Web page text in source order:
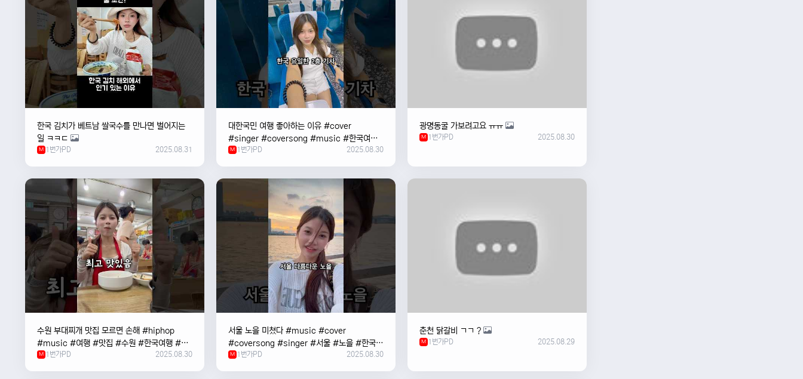
한국 김치가 베트남 쌀국수를 만나면 벌어지는
일 ㅋㅋㄷ
M 1번가PD 2025.08.31
대한국민 여행 좋아하는 이유 #cover
#singer #coversong #music #한국여행
#한국
M 1번가PD 2025.08.30
광명동굴 가보려고요 ㅠㅠ
M 1번가PD 2025.08.30
수원 부대찌개 맛집 모르면 손해 #hiphop
#music #여행 #맛집 #수원 #한국여행 #베
트남여자 #혼자여행
M 1번가PD 2025.08.30
서울 노을 미쳤다 #music #cover
#coversong #singer #서울 #노을 #한국
#한강
M 1번가PD 2025.08.30
춘천 닭갈비 ㄱㄱ ?
M 1번가PD 2025.08.29